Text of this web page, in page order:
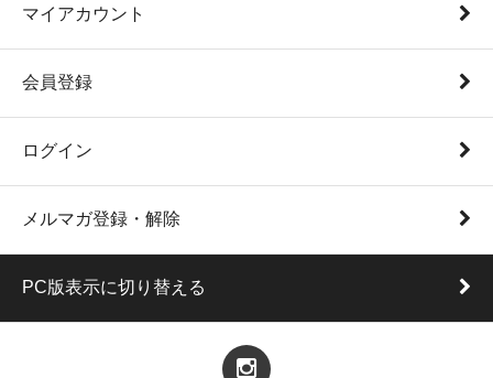
マイアカウント
会員登録
ログイン
メルマガ登録・解除
PC版表示に切り替える